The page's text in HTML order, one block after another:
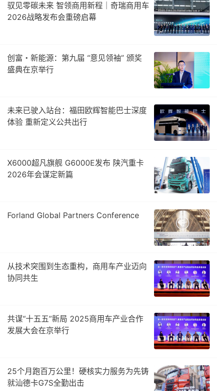
驭见零碳未来 智领商用新程｜奇瑞商用车
2026战略发布会重磅启幕
创富・新能源：第九届 “意见领袖” 颁奖
盛典在京举行
未来已驶入站台：福田欧辉智能巴士深度
体验 重新定义公共出行
X6000超凡旗舰 G6000E发布 陕汽重卡
2026年会谋定新篇
Forland Global Partners Conference
从技术突围到生态重构，商用车产业迈向
协同共生
共谋“十五五”新局 2025商用车产业合作
发展大会在京举行
25个月跑百万公里！硬核实力服务为先铸
就汕德卡G7S全勤出击